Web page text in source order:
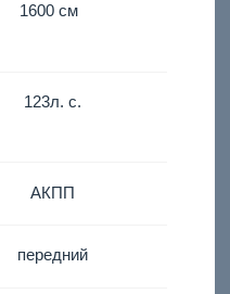
1600 см
123л. с.
АКПП
передний